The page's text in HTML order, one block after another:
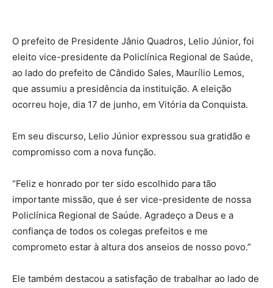
O prefeito de Presidente Jânio Quadros, Lelio Júnior, foi
eleito vice-presidente da Policlínica Regional de Saúde,
ao lado do prefeito de Cândido Sales, Maurílio Lemos,
que assumiu a presidência da instituição. A eleição
ocorreu hoje, dia 17 de junho, em Vitória da Conquista.
Em seu discurso, Lelio Júnior expressou sua gratidão e
compromisso com a nova função.
“Feliz e honrado por ter sido escolhido para tão
importante missão, que é ser vice-presidente de nossa
Policlínica Regional de Saúde. Agradeço a Deus e a
confiança de todos os colegas prefeitos e me
comprometo estar à altura dos anseios de nosso povo.”
Ele também destacou a satisfação de trabalhar ao lado de